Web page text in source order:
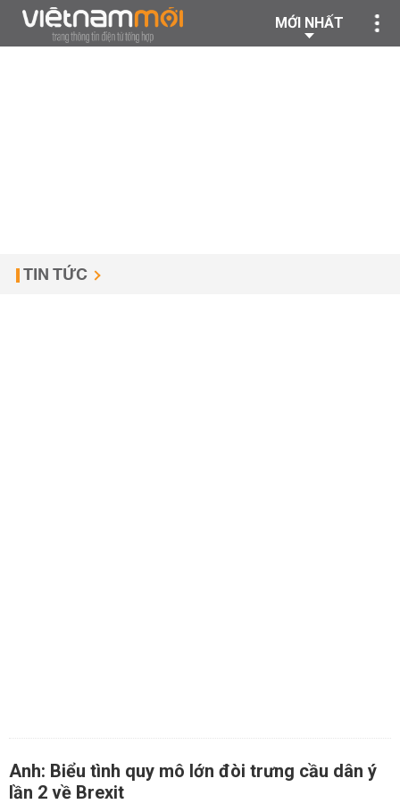
MỚI NHẤT
TIN TỨC
Anh: Biểu tình quy mô lớn đòi trưng cầu dân ý
lần 2 về Brexit